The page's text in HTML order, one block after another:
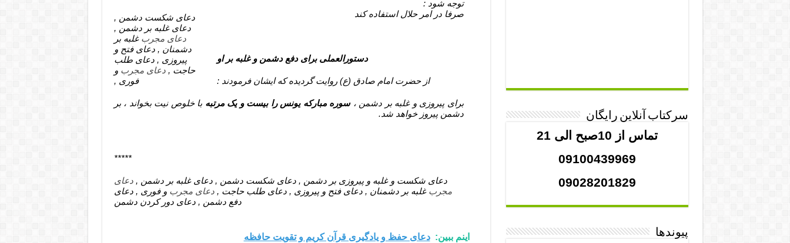
دعای شکست دشمن ,
دعای غلبه بر دشمن ,
دعای مجرب غلبه بر
دشمنان , دعای فتح و
پیروزی , دعای طلب
حاجت ,دعای مجرب و
فوری ,
توجه شود :
صرفا در امر حلال استفاده کند
دستورالعملی برای دفع دشمن و غلبه بر او
از حضرت امام صادق (ع) روایت گردیده که ایشان فرمودند :
برای پیروزی و غلبه بر دشمن ،سوره مبارکه یونس را بیست و یک مرتبه با خلوص نیت بخواند ، بر
دشمن پیروز خواهد شد.
*****
دعای شکست و غلبه و پیروزی بر دشمن , دعای شکست دشمن , دعای غلبه بر دشمن ,دعای
مجرب غلبه بر دشمنان , دعای فتح و پیروزی , دعای طلب حاجت ,دعای مجرب و فوری , دعای
دفع دشمن , دعای دور کردن دشمن
اینم ببین: دعای حفظ و یادگیری قرآن کریم و تقویت حافظه
سرکتاب آنلاین رایگان
تماس از 10صبح الی 21
09100439969
09028201829
پیوندها